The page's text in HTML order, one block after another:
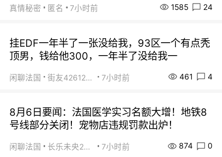
真情秘密 匿名 7小时前 1585 24
挂EDF一年半了一张没给我，93区一个有点秃
顶男，钱给他300，一年半了没给我一
闲聊法国 街友42612092 7小时前 461 4
8月6日要闻：法国医学实习名额大增！地铁8
号线部分关闭！宠物店违规罚款出炉！
闲聊法国 长乐未央2015 7小时前 874 0